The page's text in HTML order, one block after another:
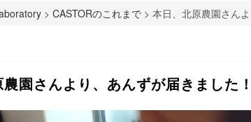
> CASTORのこれまで > 本日、北原農園さん
園さんより、あんずが届きました！